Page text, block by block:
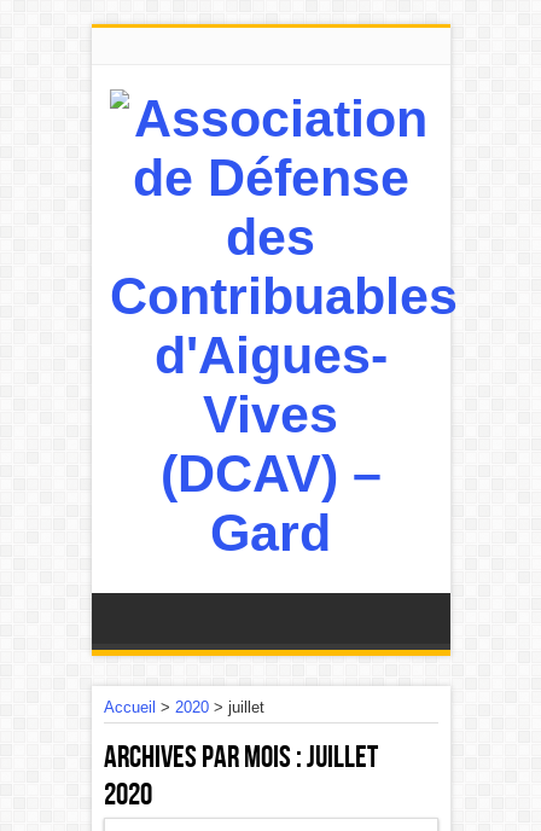
Accueil > 2020> juillet
Archives par mois :juillet
2020